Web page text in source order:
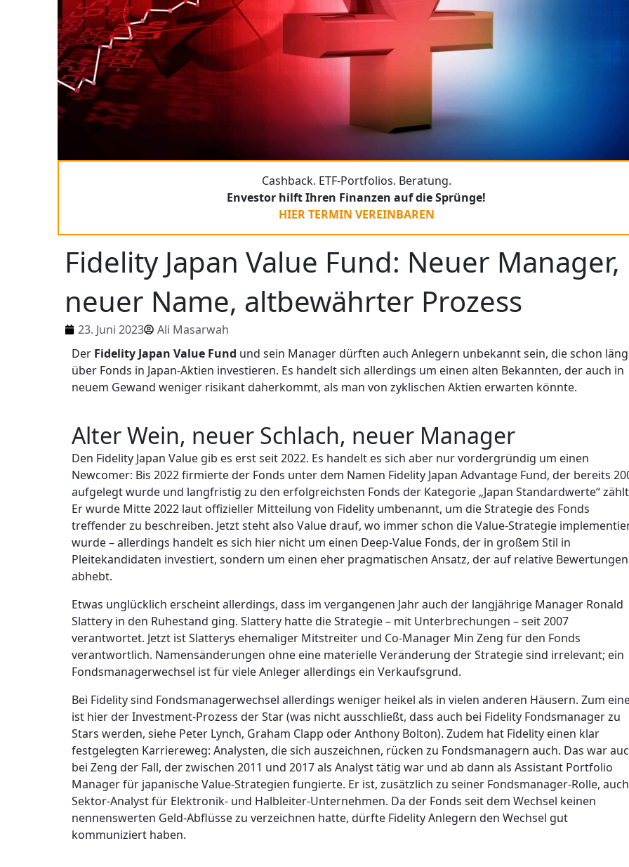
Cashback. ETF-Portfolios. Beratung.
Envestor hilft Ihren Finanzen auf die Sprünge!
HIER TERMIN VEREINBAREN
Fidelity Japan Value Fund: Neuer Manager,
neuer Name, altbewährter Prozess
23. Juni 2023
Ali Masarwah
Der Fidelity Japan Value Fund und sein Manager dürften auch Anlegern unbekannt sein, die schon
über Fonds in Japan-Aktien investieren. Es handelt sich allerdings um einen alten Bekannten, der auch in
neuem Gewand weniger risikant daherkommt, als man von zyklischen Aktien erwarten könnte.
Alter Wein, neuer Schlach, neuer Manager
Den Fidelity Japan Value gib es erst seit 2022. Es handelt es sich aber nur vordergründig um einen
Newcomer: Bis 2022 firmierte der Fonds unter dem Namen Fidelity Japan Advantage Fund, der bereits
aufgelegt wurde und langfristig zu den erfolgreichsten Fonds der Kategorie „Japan Standardwerte“
Er wurde Mitte 2022 laut offizieller Mitteilung von Fidelity umbenannt, um die Strategie des Fonds
treffender zu beschreiben. Jetzt steht also Value drauf, wo immer schon die Value-Strategie
wurde – allerdings handelt es sich hier nicht um einen Deep-Value Fonds, der in großem Stil in
Pleitekandidaten investiert, sondern um einen eher pragmatischen Ansatz, der auf relative Bewertungen
abhebt.
Etwas unglücklich erscheint allerdings, dass im vergangenen Jahr auch der langjährige Manager Ronald
Slattery in den Ruhestand ging. Slattery hatte die Strategie – mit Unterbrechungen – seit 2007
verantwortet. Jetzt ist Slatterys ehemaliger Mitstreiter und Co-Manager Min Zeng für den Fonds
verantwortlich. Namensänderungen ohne eine materielle Veränderung der Strategie sind irrelevant; ein
Fondsmanagerwechsel ist für viele Anleger allerdings ein Verkaufsgrund.
Bei Fidelity sind Fondsmanagerwechsel allerdings weniger heikel als in vielen anderen Häusern. Zum
ist hier der Investment-Prozess der Star (was nicht ausschließt, dass auch bei Fidelity Fondsmanager zu
Stars werden, siehe Peter Lynch, Graham Clapp oder Anthony Bolton). Zudem hat Fidelity einen klar
festgelegten Karriereweg: Analysten, die sich auszeichnen, rücken zu Fondsmanagern auch. Das war
bei Zeng der Fall, der zwischen 2011 und 2017 als Analyst tätig war und ab dann als Assistant Portfolio
Manager für japanische Value-Strategien fungierte. Er ist, zusätzlich zu seiner Fondsmanager-Rolle, auch
Sektor-Analyst für Elektronik- und Halbleiter-Unternehmen. Da der Fonds seit dem Wechsel keinen
nennenswerten Geld-Abflüsse zu verzeichnen hatte, dürfte Fidelity Anlegern den Wechsel gut
kommuniziert haben.